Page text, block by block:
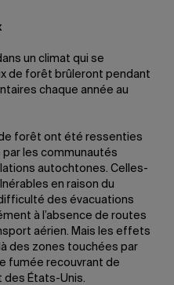
un climat qui se
de forêt brûleront pendant
chaque année au
forêt ont été ressenties
les communautés
autochtones. Celles-
en raison du
des évacuations
à l’absence de routes
aérien. Mais les effets
des zones touchées par
fumée recouvrant de
des États-Unis.